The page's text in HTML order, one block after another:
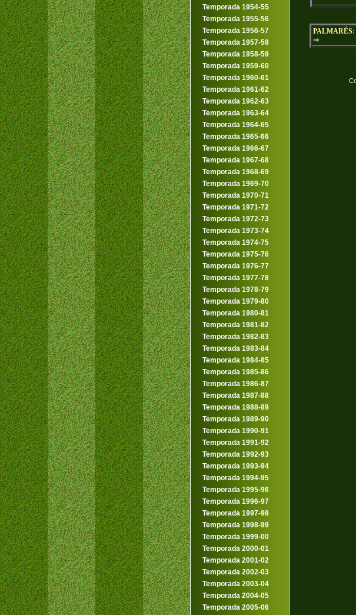
Temporada 1954-55
Temporada 1955-56
Temporada 1956-57
Temporada 1957-58
Temporada 1958-59
Temporada 1959-60
Temporada 1960-61
Temporada 1961-62
Temporada 1962-63
Temporada 1963-64
Temporada 1964-65
Temporada 1965-66
Temporada 1966-67
Temporada 1967-68
Temporada 1968-69
Temporada 1969-70
Temporada 1970-71
Temporada 1971-72
Temporada 1972-73
Temporada 1973-74
Temporada 1974-75
Temporada 1975-76
Temporada 1976-77
Temporada 1977-78
Temporada 1978-79
Temporada 1979-80
Temporada 1980-81
Temporada 1981-82
Temporada 1982-83
Temporada 1983-84
Temporada 1984-85
Temporada 1985-86
Temporada 1986-87
Temporada 1987-88
Temporada 1988-89
Temporada 1989-90
Temporada 1990-91
Temporada 1991-92
Temporada 1992-93
Temporada 1993-94
Temporada 1994-95
Temporada 1995-96
Temporada 1996-97
Temporada 1997-98
Temporada 1998-99
Temporada 1999-00
Temporada 2000-01
Temporada 2001-02
Temporada 2002-03
Temporada 2003-04
Temporada 2004-05
Temporada 2005-06
PALMARÉS:
⇒